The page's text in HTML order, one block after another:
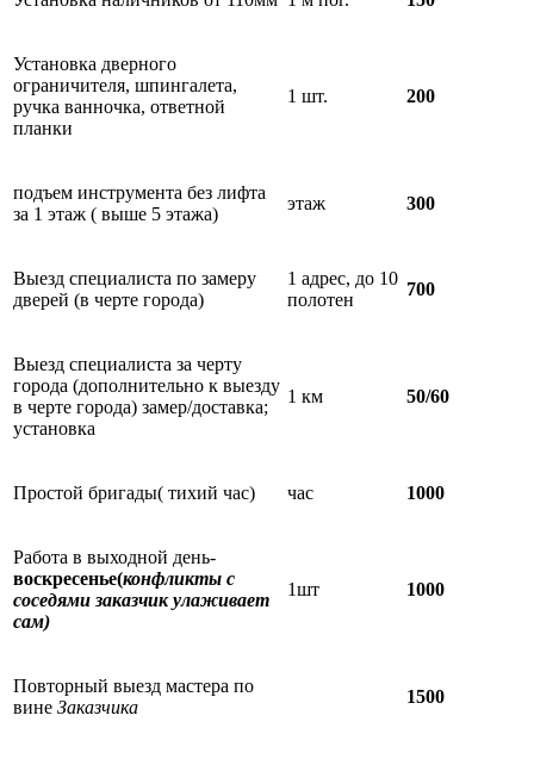
Установка дверного
ограничителя, шпингалета,
ручка ванночка, ответной
планки
1 шт. 200
подъем инструмента без лифта
за 1 этаж ( выше 5 этажа)
этаж 300
Выезд специалиста по замеру
дверей (в черте города)
1 адрес, до 10
полотен
700
Выезд специалиста за черту
города (дополнительно к выезду
в черте города) замер/доставка;
установка
1 км 50/60
Простой бригады( тихий час) час 1000
Работа в выходной день-
воскресенье(конфликты с
соседями заказчик улаживает
сам)
1шт 1000
Повторный выезд мастера по
вине Заказчика
1500